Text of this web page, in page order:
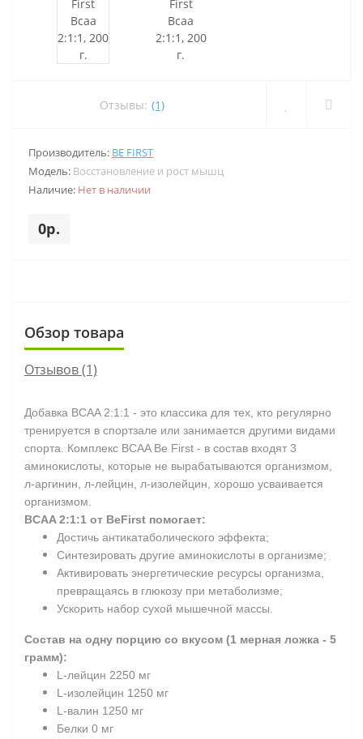
Отзывы: (1)
Производитель: BE FIRST
Модель: Восстановление и рост мышц
Наличие: Нет в наличии
0р.
Обзор товара
Отзывов (1)
Добавка BCAA 2:1:1 - это классика для тех, кто регулярно
тренируется в спортзале или занимается другими видами
спорта. Комплекс BCAA Be First - в состав входят 3
аминокислоты, которые не вырабатываются организмом,
л-аргинин, л-лейцин, л-изолейцин, хорошо усваивается
организмом.
BCAA 2:1:1 от BeFirst помогает:
Достичь антикатаболического эффекта;
Синтезировать другие аминокислоты в организме;
Активировать энергетические ресурсы организма,
превращаясь в глюкозу при метаболизме;
Ускорить набор сухой мышечной массы.
Состав на одну порцию со вкусом (1 мерная ложка - 5
грамм):
L-лейцин 2250 мг
L-изолейцин 1250 мг
L-валин 1250 мг
Белки 0 мг